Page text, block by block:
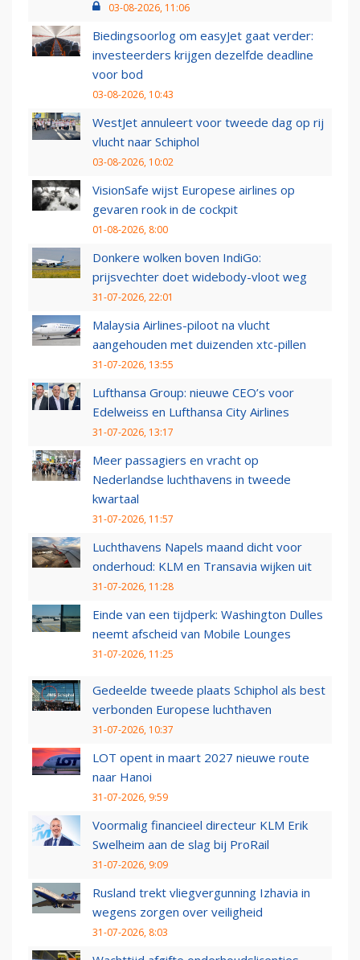
03-08-2026, 11:06
Biedingsoorlog om easyJet gaat verder:
investeerders krijgen dezelfde deadline
voor bod
03-08-2026, 10:43
WestJet annuleert voor tweede dag op rij
vlucht naar Schiphol
03-08-2026, 10:02
VisionSafe wijst Europese airlines op
gevaren rook in de cockpit
01-08-2026, 8:00
Donkere wolken boven IndiGo:
prijsvechter doet widebody-vloot weg
31-07-2026, 22:01
Malaysia Airlines-piloot na vlucht
aangehouden met duizenden xtc-pillen
31-07-2026, 13:55
Lufthansa Group: nieuwe CEO’s voor
Edelweiss en Lufthansa City Airlines
31-07-2026, 13:17
Meer passagiers en vracht op
Nederlandse luchthavens in tweede
kwartaal
31-07-2026, 11:57
Luchthavens Napels maand dicht voor
onderhoud: KLM en Transavia wijken uit
31-07-2026, 11:28
Einde van een tijdperk: Washington Dulles
neemt afscheid van Mobile Lounges
31-07-2026, 11:25
Gedeelde tweede plaats Schiphol als best
verbonden Europese luchthaven
31-07-2026, 10:37
LOT opent in maart 2027 nieuwe route
naar Hanoi
31-07-2026, 9:59
Voormalig financieel directeur KLM Erik
Swelheim aan de slag bij ProRail
31-07-2026, 9:09
Rusland trekt vliegvergunning Izhavia in
wegens zorgen over veiligheid
31-07-2026, 8:03